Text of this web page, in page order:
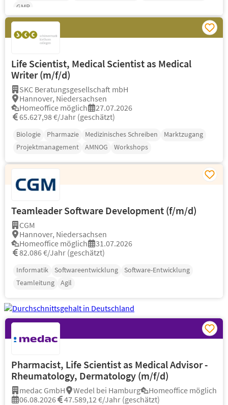
GMP
Life Scientist, Medical Scientist as Medical
Writer (m/f/d)
SKC Beratungsgesellschaft mbH
Hannover, Niedersachsen
Homeoffice möglich
27.07.2026
65.627,98 €/Jahr (geschätzt)
Biologie Pharmazie Medizinisches Schreiben
Marktzugang
Projektmanagement
AMNOG Workshops
Teamleader Software Development (f/m/d)
CGM
Hannover, Niedersachsen
Homeoffice möglich
31.07.2026
82.086 €/Jahr (geschätzt)
Informatik Softwareentwicklung
Software-Entwicklung
Teamleitung
Agil
Pharmacist, Life Scientist as Medical Advisor -
Rheumatology, Dermatology (m/f/d)
medac GmbH Wedel bei Hamburg
Homeoffice möglich
06.08.2026
47.589,12 €/Jahr (geschätzt)